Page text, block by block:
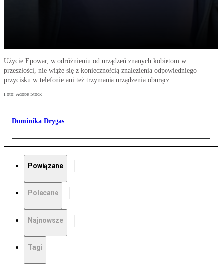
Użycie Epowar, w odróżnieniu od urządzeń znanych kobietom w
przeszłości, nie wiąże się z koniecznością znalezienia odpowiedniego
przycisku w telefonie ani też trzymania urządzenia oburącz.
Foto: Adobe Stock
Dominika Drygas
Powiązane
Polecane
Najnowsze
Tagi